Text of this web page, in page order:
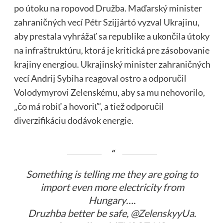
po útoku na ropovod Družba. Maďarský minister
zahraničných vecí Pétr Szijjártó vyzval Ukrajinu,
aby prestala vyhrážať sa republike a ukončila útoky
na infraštruktúru, ktorá je kritická pre zásobovanie
krajiny energiou. Ukrajinský minister zahraničných
vecí Andrij Sybiha reagoval ostro a odporučil
Volodymyrovi Zelenskému, aby sa mu nehovorilo,
„čo má robiť a hovoriť“, a tiež odporučil
diverzifikáciu dodávok energie.
Something is telling me they are going to
import even more electricity from
Hungary….
Druzhba better be safe, @ZelenskyyUa.